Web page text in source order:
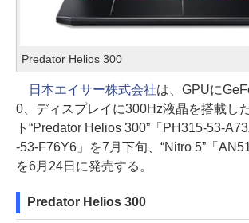
Predator Helios 300
日本エイサー株式会社は、GPUに
0、ディスプレイに300Hz液晶を搭載し
ト“Predator Helios 300”「PH315-53-
-53-F76Y6」を7月下旬、“Nitro 5”「
を6月24日に発売する。
Predator Helios 300